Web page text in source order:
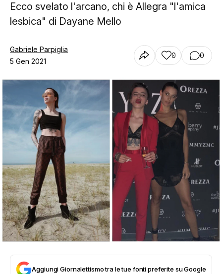
Chi siamo
Contatti
Ecco svelato l'arcano, chi è Allegra "l'amica
lesbica" di Dayane Mello
Gabriele Parpiglia
5 Gen 2021
0 0
Aggiungi Giornalettismo tra le tue fonti preferite su Google